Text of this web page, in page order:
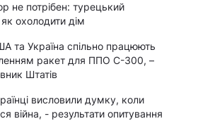
не потрібен: турецький
охолодити дім
та Україна спільно працюють
ракет для ППО С-300, –
Штатів
висловили думку, коли
війна, - результати опитування